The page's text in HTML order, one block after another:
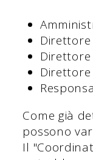
Direttore
Direttore
Direttore
Come già
possono
Il